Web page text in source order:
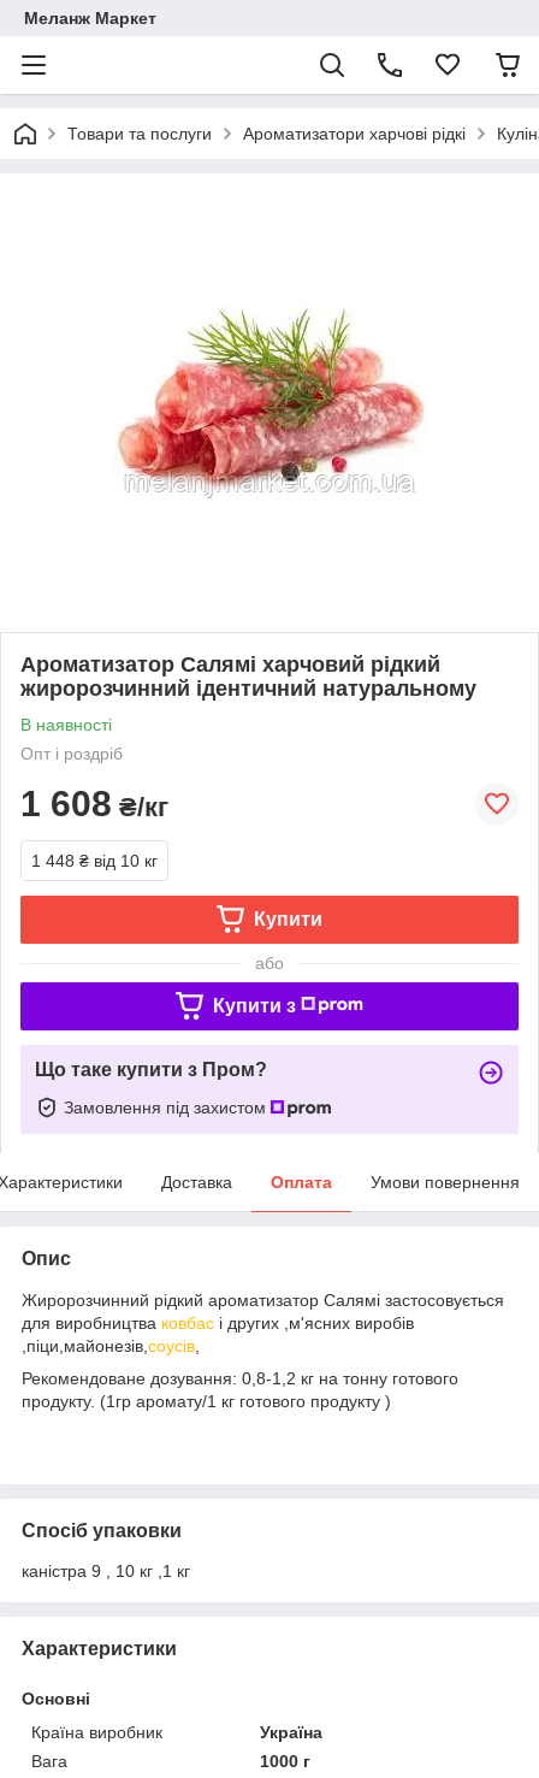
Меланж Маркет
Товари та послуги Ароматизатори харчові рідкі
Ароматизатор Салямі харчовий рідкий
жиророзчинний ідентичний натуральному
В наявності
Опт і роздріб
1 608 ₴/кг
1 448 ₴ від 10 кг
Купити
або
Купити з
Що таке купити з Пром?
Замовлення під захистом
Доставка Оплата Умови повернення
Опис
Жиророзчинний рідкий ароматизатор Салямі застосовується
для виробництва ковбас і других ,м'ясних виробів
,піци,майонезів, соусів
Рекомендоване дозування: 0,8-1,2 кг на тонну готового
продукту. (1гр аромату/1 кг готового продукту )
Спосіб упаковки
каністра 9 , 10 кг ,1 кг
Характеристики
Основні
Країна виробник
Україна
Вага
1000 г